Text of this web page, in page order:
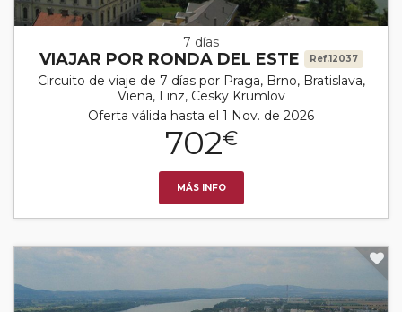
7 días
VIAJAR POR RONDA DEL ESTE Ref.12037
Circuito de viaje de 7 días por Praga, Brno, Bratislava,
Viena, Linz, Cesky Krumlov
Oferta válida hasta el 1 Nov. de 2026
702€
MÁS INFO